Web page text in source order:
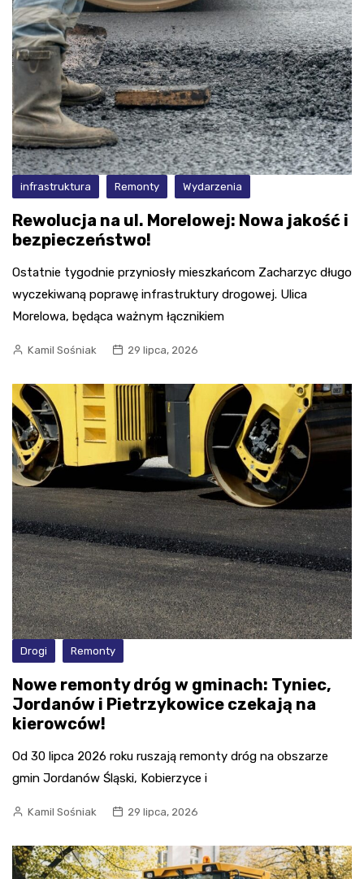
infrastruktura Remonty Wydarzenia
Rewolucja na ul. Morelowej: Nowa jakość i
bezpieczeństwo!
Ostatnie tygodnie przyniosły mieszkańcom Zacharzyc długo
wyczekiwaną poprawę infrastruktury drogowej. Ulica
Morelowa, będąca ważnym łącznikiem
Kamil Sośniak 29 lipca, 2026
Drogi Remonty
Nowe remonty dróg w gminach: Tyniec,
Jordanów i Pietrzykowice czekają na
kierowców!
Od 30 lipca 2026 roku ruszają remonty dróg na obszarze
gmin Jordanów Śląski, Kobierzyce i
Kamil Sośniak 29 lipca, 2026